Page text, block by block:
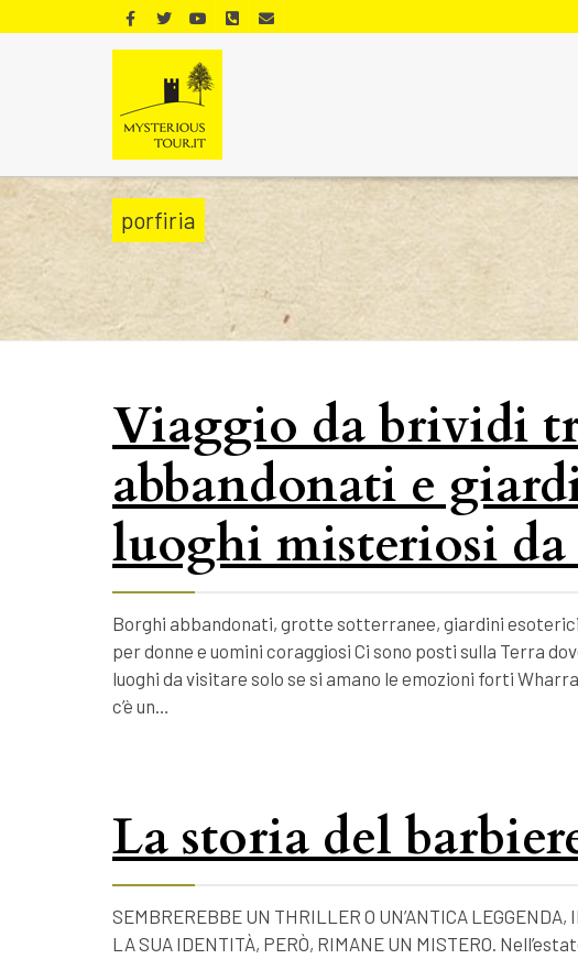
porfiria
Viaggio da brividi
abbandonati e
luoghi misteriosi
Borghi abbandonati, grotte sotterranee, giardini
per donne e uomini coraggiosi Ci sono posti sulla Terra
luoghi da visitare solo se si amano le emozioni forti
c’è un…
La storia del
SEMBREREBBE UN THRILLER O UN’ANTICA
LA SUA IDENTITÀ, PERÒ, RIMANE UN MISTERO.